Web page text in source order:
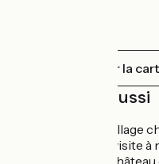
de
Milles
Tout afficher sur la
À découvrir aussi
: village
du château, visite
: